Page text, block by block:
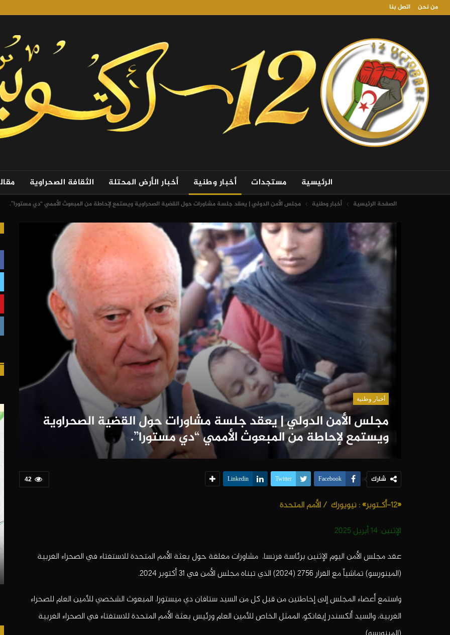
من نحن اتصل بنا
الرئيسية مستجدات أخبار وطنية أخبار الأرض المحتلة الثقافة الصحراوية
الصفحة الرئيسية أخبار وطنية مجلس الأمن الدولي | يعقد جلسة مشاورات حول القضية الصحراوية ويستمع لإحاطة من المبعوث الأممي “دي مستورا”.
أخبار وطنية
مجلس الأمن الدولي | يعقد جلسة مشاورات حول القضية الصحراوية
ويستمع لإحاطة من المبعوث الأممي “دي مستورا”.
42 شارك Facebook
Twitter
Linkedin
«12-أكـتوبر» : نيويورك /الأمم المتحدة
الإثنين: 14 أبريل 2025
عقد مجلس الأمن اليوم الإثنين برئاسة فرنسا، مشاورات مغلقة حول بعثة الأمم المتحدة للاستفتاء في الصحراء الغربية
(المينورسو) تماشياً مع القرار 2756 (2024) الذي تبناه مجلس الأمن في 31 أكتوبر 2024.
واستمع أعضاء المجلس إلى إحاطتين من قبل كل من السيد ستافان دي ميستورا، المبعوث الشخصي للأمين العام للصحراء
الغربية، والسيد ألكسندر إيفانكو، الممثل الخاص للأمين العام ورئيس بعثة الأمم المتحدة للاستفتاء في الصحراء الغربية